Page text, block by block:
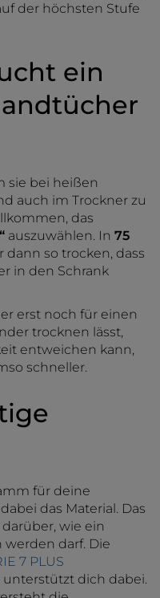
der höchsten Stufe
ein
sie bei heißen
auch im Trockner zu
das
auszuwählen. In 75
so trocken, dass
in den Schrank
erst noch für einen
trocknen lässt,
entweichen kann,
schneller.
für deine
das Material. Das
wie ein
darf. Die
7 PLUS
unterstützt dich dabei.